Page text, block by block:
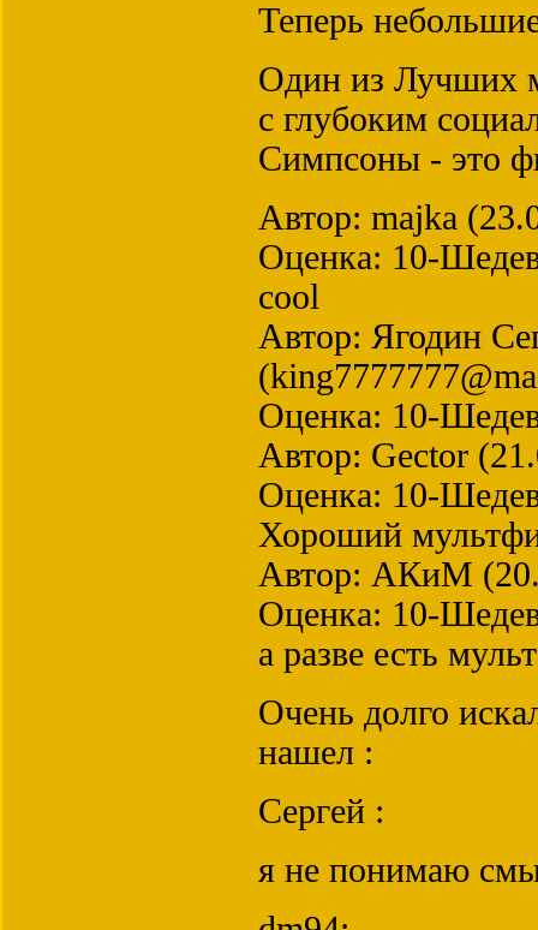
Теперь
Один из Лучших
с глубоким
Симпсоны - это
Автор: majka
Оценка: 10-
cool
Автор: Ягодин
Оценка: 10-
Автор: Gector
Оценка: 10-
Хороший
Автор: АКиМ
Оценка: 10-
а разве есть
Очень долго
нашел :
Сергей :
я не понимаю